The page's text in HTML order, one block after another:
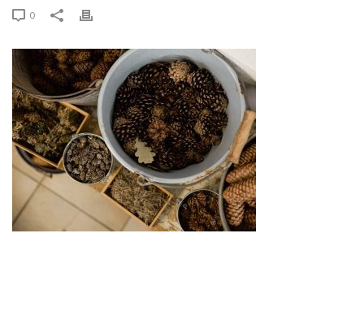
0